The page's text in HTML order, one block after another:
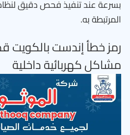
بسرعة عند تنفيذ فحص دقيق
المرتبطة به.
رمز خطأ إندست بالكويت
مشاكل كهربائية داخلية